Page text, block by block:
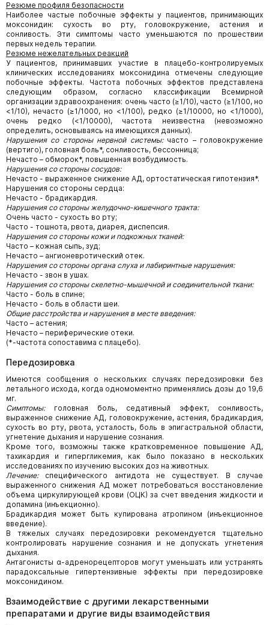
Резюме профиля безопасности
Наиболее частые побочные эффекты у пациентов, принимающих
моксонидин: сухость во рту, головокружение, астения и
сонливость. Эти симптомы часто уменьшаются по прошествии
первых недель терапии.
Резюме нежелательных реакций
У пациентов, принимавших участие в плацебо-контролируемых
клинических исследованиях моксонидина отмечены следующие
побочные эффекты. Частота побочных эффектов представлена
следующим образом, согласно классификации Всемирной
организации здравоохранения: очень часто (≥1/10), часто (≥1/100, но
<1/10), нечасто (≥1/1000, но <1/100), редко (≥1/10000, но <1/1000),
очень редко (<1/10000), частота неизвестна (невозможно
определить, основываясь на имеющихся данных).
Нарушения со стороны нервной системы:часто – головокружение
(вертиго), головная боль*, сонливость, бессонница;
Нечасто – обморок*, повышенная возбудимость.
Нарушения со стороны сосудов:
Нечасто - выраженное снижение АД, ортостатическая гипотензия*.
Нарушения со стороны сердца:
Нечасто - брадикардия.
Нарушения со стороны желудочно-кишечного тракта:
Очень часто - сухость во рту;
Часто - тошнота, рвота, диарея, диспепсия.
Нарушения со стороны кожи и подкожных тканей:
Часто – кожная сыпь, зуд;
Нечасто – ангионевротический отек.
Нарушения со стороны органа слуха и лабиринтные нарушения:
Нечасто - звон в ушах.
Нарушения со стороны скелетно-мышечной и соединительной ткани:
Часто - боль в спине;
Нечасто - боль в области шеи.
Общие расстройства и нарушения в месте введения:
Часто – астения;
Нечасто – периферические отеки.
(*-частота сопоставима с плацебо).
Передозировка
Имеются сообщения о нескольких случаях передозировки без
летального исхода, когда одномоментно применялись дозы до 19,6
мг.
Симптомы:головная боль, седативный эффект, сонливость,
выраженное снижение АД, головокружение, астения, брадикардия,
сухость во рту, рвота, усталость, боль в эпигастральной области,
угнетение дыхания и нарушение сознания.
Кроме того, возможны также кратковременное повышение АД,
тахикардия и гипергликемия, как было показано в нескольких
исследованиях по изучению высоких доз на животных.
Лечение:специфического антидота не существует. В случае
выраженного снижения АД может потребоваться восстановление
объема циркулирующей крови (ОЦК) за счет введения жидкости и
допамина (инъекционно).
Брадикардия может быть купирована атропином (инъекционное
введение).
В тяжелых случаях передозировки рекомендуется тщательно
контролировать нарушение сознания и не допускать угнетения
дыхания.
Антагонисты α-адренорецепторов могут уменьшать или устранять
парадоксальные гипертензивные эффекты при передозировке
моксонидином.
Взаимодействие с другими лекарственными
препаратами и другие виды взаимодействия